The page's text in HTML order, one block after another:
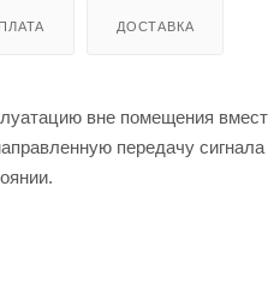
ДОСТАВКА
вне помещения
передачу